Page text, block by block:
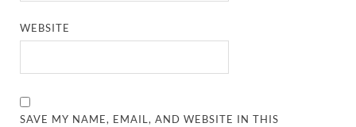
WEBSITE
SAVE MY NAME, EMAIL, AND WEBSITE IN THIS